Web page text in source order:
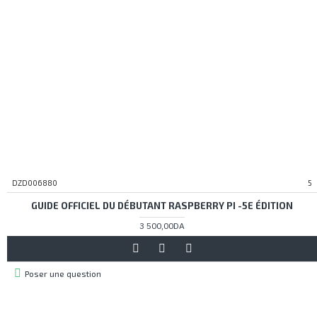
DZD006880 5
GUIDE OFFICIEL DU DÉBUTANT RASPBERRY PI -5E ÉDITION
3 500,00DA
Poser une question